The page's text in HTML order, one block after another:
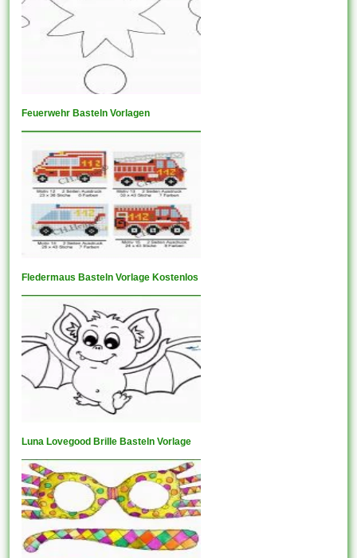
Feuerwehr Basteln Vorlagen
Fledermaus Basteln Vorlage Kostenlos
Luna Lovegood Brille Basteln Vorlage